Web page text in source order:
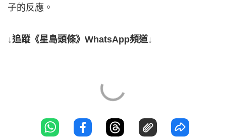
子的反應。
↓追蹤《星島頭條》WhatsApp頻道↓